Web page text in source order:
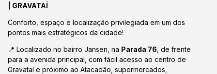
| GRAVATAÍ
Conforto, espaço e localização privilegiada em um dos
pontos mais estratégicos da cidade!
📍 Localizado no bairro Jansen, na Parada 76 , de frente
para a avenida principal, com fácil acesso ao centro de
Gravataí e próximo ao Atacadão, supermercados,